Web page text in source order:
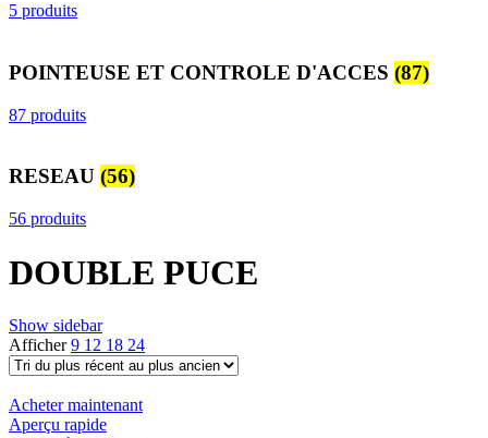
5 produits
POINTEUSE ET CONTROLE D'ACCES (87)
87 produits
RESEAU (56)
56 produits
DOUBLE PUCE
Show sidebar
Afficher9 12 18 24
Acheter maintenant
Aperçu rapide